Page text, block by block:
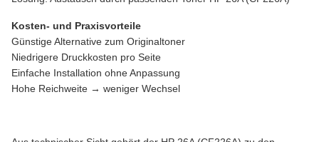
Kosten- und Praxisvorteile
Günstige Alternative zum Originaltoner
Niedrigere Druckkosten pro Seite
Einfache Installation ohne Anpassung
Hohe Reichweite → weniger Wechsel